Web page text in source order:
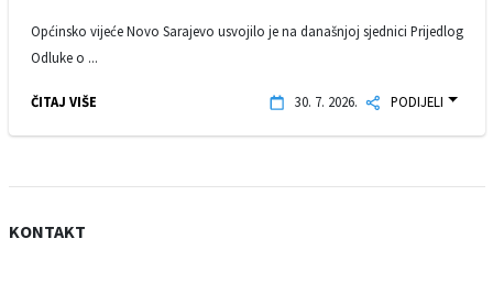
Općinsko vijeće Novo Sarajevo usvojilo je na današnjoj sjednici Prijedlog
Odluke o ...
ČITAJ VIŠE 30. 7. 2026. PODIJELI
KONTAKT